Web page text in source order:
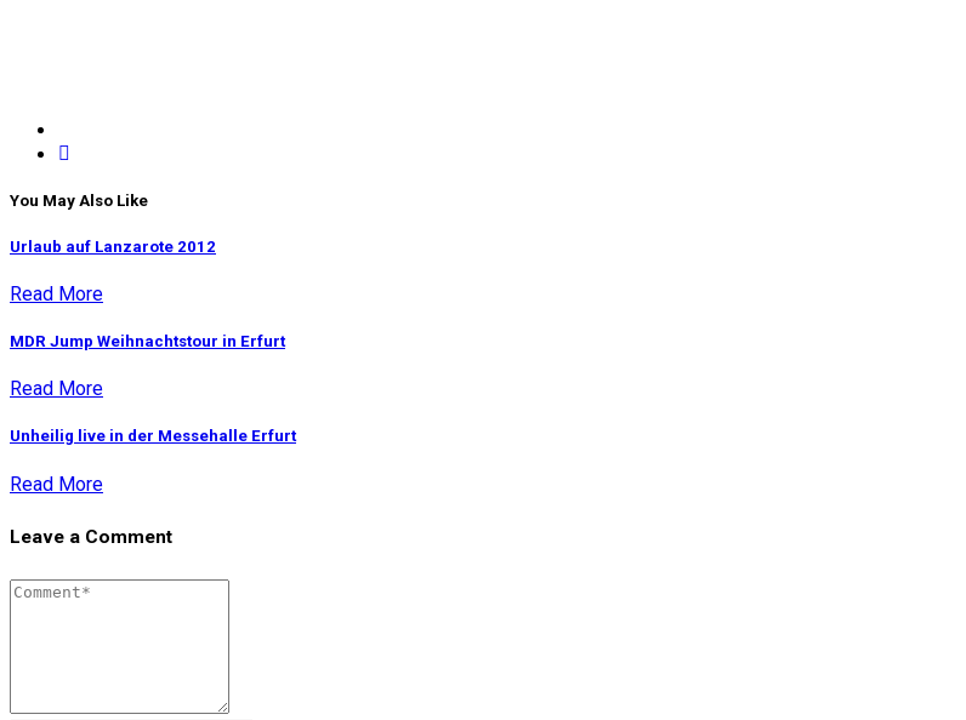
You May Also Like
Urlaub auf Lanzarote 2012
Read More
MDR Jump Weihnachtstour in Erfurt
Read More
Unheilig live in der Messehalle Erfurt
Read More
Leave a Comment